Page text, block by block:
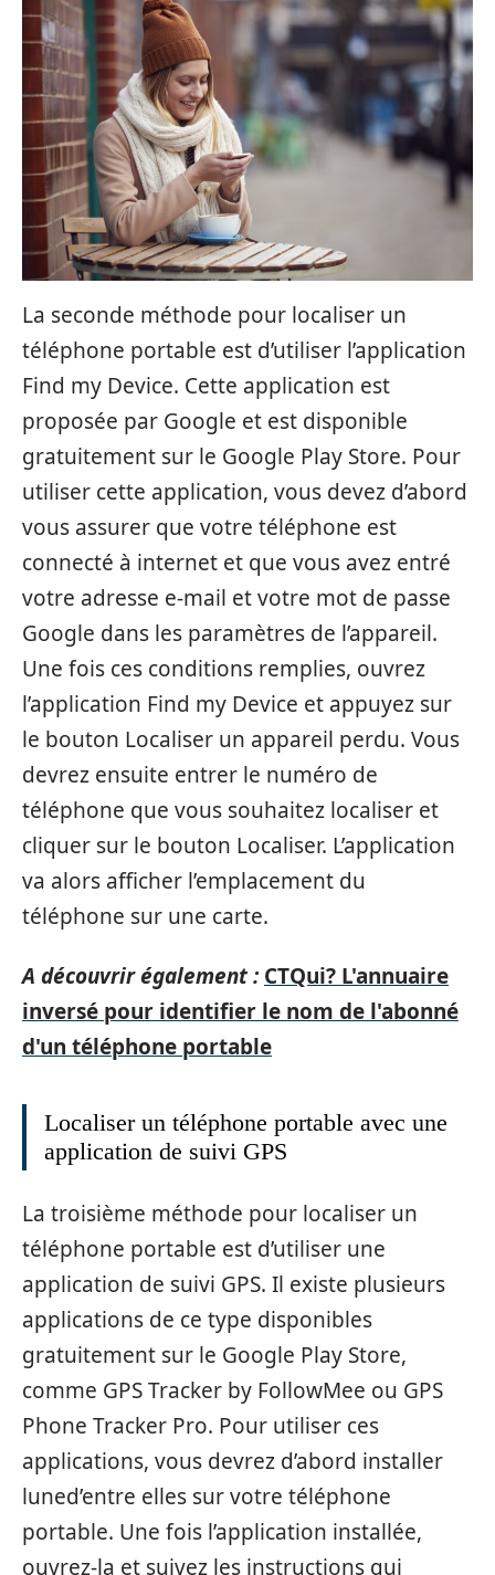
La seconde méthode pour localiser un
téléphone portable est d’utiliser l’application
Find my Device. Cette application est
proposée par Google et est disponible
gratuitement sur le Google Play Store. Pour
utiliser cette application, vous devez d’abord
vous assurer que votre téléphone est
connecté à internet et que vous avez entré
votre adresse e-mail et votre mot de passe
Google dans les paramètres de l’appareil.
Une fois ces conditions remplies, ouvrez
l’application Find my Device et appuyez sur
le bouton Localiser un appareil perdu. Vous
devrez ensuite entrer le numéro de
téléphone que vous souhaitez localiser et
cliquer sur le bouton Localiser. L’application
va alors afficher l’emplacement du
téléphone sur une carte.
A découvrir également : CTQui? L'annuaire
inversé pour identifier le nom de l'abonné
d'un téléphone portable
Localiser un téléphone portable avec une
application de suivi GPS
La troisième méthode pour localiser un
téléphone portable est d’utiliser une
application de suivi GPS. Il existe plusieurs
applications de ce type disponibles
gratuitement sur le Google Play Store,
comme GPS Tracker by FollowMee ou GPS
Phone Tracker Pro. Pour utiliser ces
applications, vous devrez d’abord installer
luned’entre elles sur votre téléphone
portable. Une fois l’application installée,
ouvrez-la et suivez les instructions qui